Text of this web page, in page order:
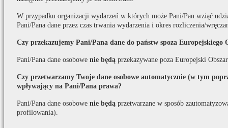
W przypadku organizacji wydarzeń w których może Pani/Pan wziąć
Pani/Pana dane przez czas trwania wydarzenia i okres rozliczenia/
Czy przekazujemy Pani/Pana dane do państw spoza Europejskiego
Pani/Pana dane osobowe nie będą przekazywane poza Europejski
Czy przetwarzamy Twoje dane osobowe automatycznie (w tym
wpływający na Pani/Pana prawa?
Pani/Pana dane osobowe nie będą przetwarzane w sposób
profilowania).